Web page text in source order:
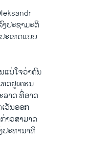
ງ​ປະຊາ​ມະ​ຕິ
ະ​ເທດແບບ
ແນ່​ໃຈ​ວ່າຄົນ
ດຢູ​ເຄຣນ
ລາດ ທີ່​ອາດ​
ວັນ​ອອກ
າວສາມາດ
ປະທານາທິ